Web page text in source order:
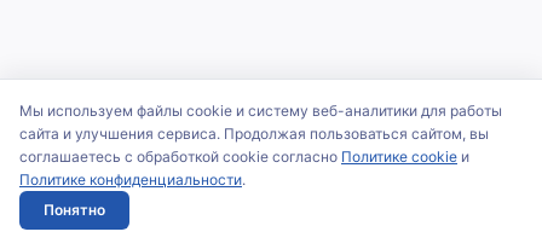
Мы используем файлы cookie и систему веб-аналитики для работы
сайта и улучшения сервиса. Продолжая пользоваться сайтом, вы
соглашаетесь с обработкой cookie согласно Политике cookie и
Политике конфиденциальности.
Понятно